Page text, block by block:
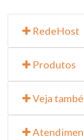
RedeHost
Produtos
Veja